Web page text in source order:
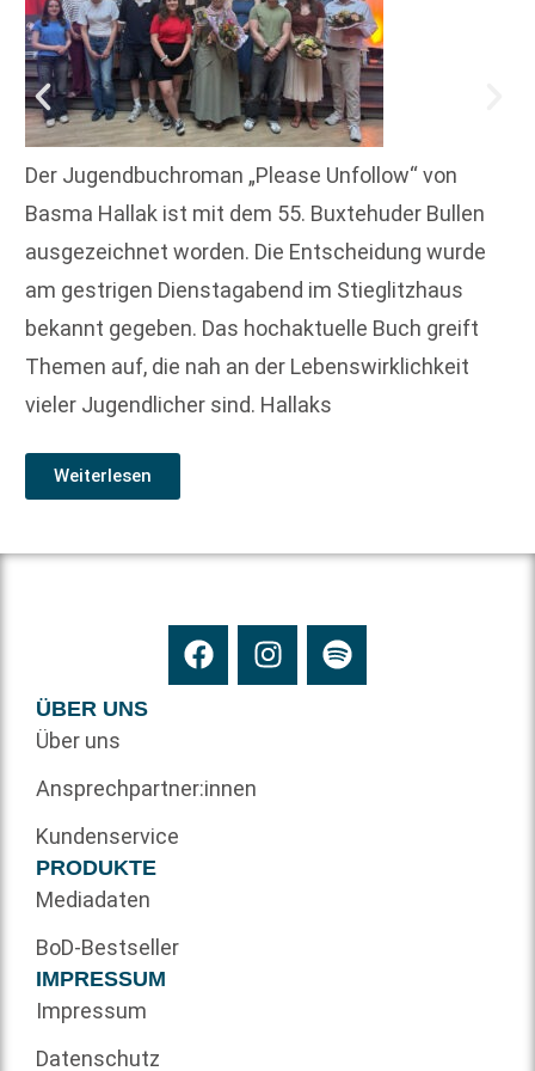
Der Jugendbuchroman „Please Unfollow“ von
Basma Hallak ist mit dem 55. Buxtehuder Bullen
ausgezeichnet worden. Die Entscheidung wurde
am gestrigen Dienstagabend im Stieglitzhaus
bekannt gegeben. Das hochaktuelle Buch greift
Themen auf, die nah an der Lebenswirklichkeit
vieler Jugendlicher sind. Hallaks
Weiterlesen
ÜBER UNS
Über uns
Ansprechpartner:innen
Kundenservice
PRODUKTE
Mediadaten
BoD-Bestseller
IMPRESSUM
Impressum
Datenschutz